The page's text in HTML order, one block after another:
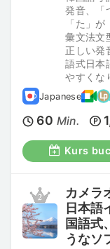
発音、「
「た」
彙文法文
正しい発
語式日本
やすくな
Japanese
60 Min.
Kurs
カメラ
日本語
国語式
うなソ